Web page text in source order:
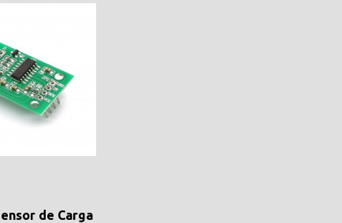
de Carga